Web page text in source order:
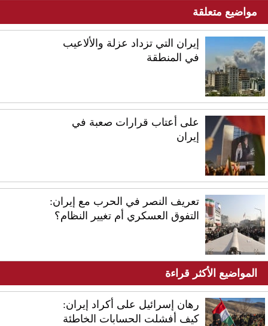
مواضيع متعلقة
إيران التي تزداد عزلة والألاعيب
في المنطقة
على أعتاب قرارات صعبة في
إيران
​​تعريف النصر في الحرب مع إيران:
التفوق العسكري أم تغيير النظام؟
المواضيع الأكثر قراءة
رهان إسرائيل على أكراد إيران:
كيف أفشلت الحسابات الخاطئة